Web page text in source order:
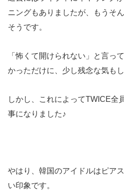
ニングもありましたが、もうそ
そうです。
「怖くて開けられない」と言っ
かっただけに、少し残念な気もし
しかし、これによってTWICE全
事になりました♪
やはり、韓国のアイドルはピア
い印象です。